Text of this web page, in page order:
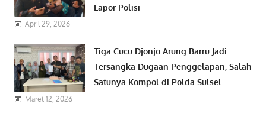
Lapor Polisi
April 29, 2026
Tiga Cucu Djonjo Arung Barru Jadi
Tersangka Dugaan Penggelapan, Salah
Satunya Kompol di Polda Sulsel
Maret 12, 2026